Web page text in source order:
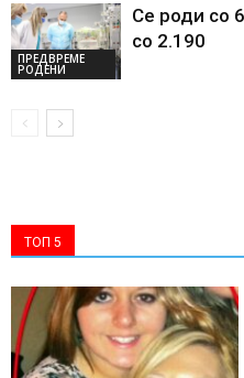
ПРЕДВРЕМЕ
РОДЕНИ
Се роди со
со 2.190
ТОП 5